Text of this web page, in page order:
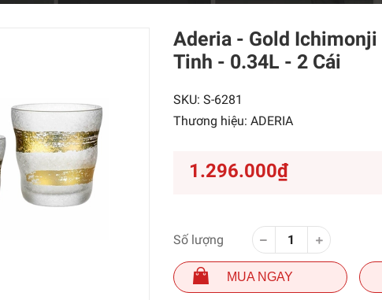
Aderia - Gold Ichimonji
Tinh - 0.34L - 2 Cái
SKU: S-6281
Thương hiệu: ADERIA
1.296.000₫
Số lượng
MUA NGAY